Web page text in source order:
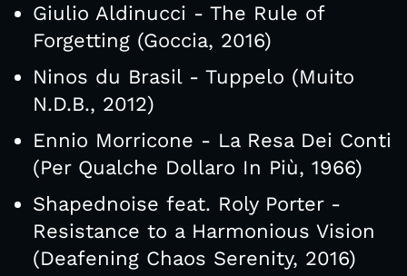
Giulio Aldinucci - The Rule of
Forgetting (Goccia, 2016)
Ninos du Brasil - Tuppelo (Muito
N.D.B., 2012)
Ennio Morricone - La Resa Dei Conti
(Per Qualche Dollaro In Più, 1966)
Shapednoise feat. Roly Porter -
Resistance to a Harmonious Vision
(Deafening Chaos Serenity, 2016)